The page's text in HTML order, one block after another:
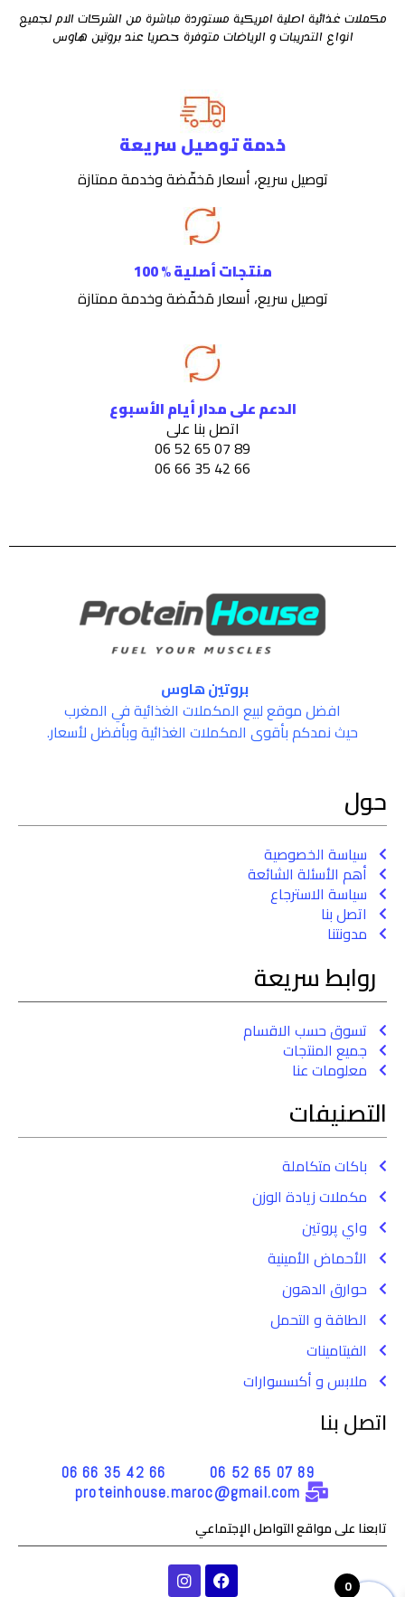
مكملات غذائية اصلية امريكية مستوردة مباشرة من الشركات الام لجميع
انواع التدريبات و الرياضات متوفرة حصريا عند بروتين هاوس
خدمة توصيل سريعة
توصيل سريع، أسعار مَخفّضة وخدمة ممتازة
منتجات أصلية % 100
توصيل سريع، أسعار مَخفّضة وخدمة ممتازة
الدعم على مدار أيام الأسبوع
اتصل بنا على
89 07 65 52 06
66 42 35 66 06
بروتين هاوس
افضل موقع لبيع المكملات الغذائية في المغرب
حيث نمدكم بأقوى المكملات الغذائية وبأفضل لأسعار.
حول
سياسة الخصوصية
أهم الأسئلة الشائعة
سياسة الاسترجاع
اتصل بنا
مدونتنا
روابط سريعة
تسوق حسب الاقسام
جميع المنتجات
معلومات عنا
التصنيفات
باكات متكاملة
مكملات زيادة الوزن
واي پروتين
الأحماض الأمينية
حوارق الدهون
الطاقة و التحمل
الفيتامينات
ملابس و أكسسوارات
اتصل بنا
89 07 65 52 06
66 42 35 66 06
proteinhouse.maroc@gmail.com
تابعنا على مواقع التواصل الإجتماعي
F
a
I
n 0